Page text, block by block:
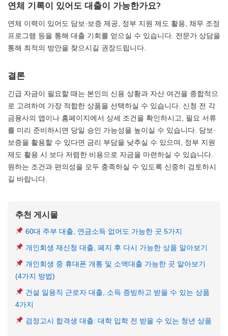
연체 기록이 있어도 대출이 가능한가요?
연체 이력이 있어도 담보·보증 제공, 정부 지원 제도 활용, 채무 조정
프로그램 등을 통해 대출 기회를 얻으실 수 있습니다. 전문가 상담을
통해 최적의 방안을 찾으시길 권장드립니다.
결론
긴급 자금이 필요할 때는 본인의 신용 상황과 자산 여건을 종합적으
로 고려하여 가장 적합한 상품을 선택하실 수 있습니다. 신청 전 각
금융사의 앱이나 홈페이지에서 상세 조건을 확인하시고, 필요 서류
를 미리 준비하시면 당일 승인 가능성을 높이실 수 있습니다. 담보·
보증을 활용할 수 있다면 금리 부담을 낮추실 수 있으며, 정부 지원
제도 활용 시 보다 저렴한 비용으로 자금을 마련하실 수 있습니다.
원하는 조건과 편의성을 모두 충족하실 수 있도록 신중히 검토하시
길 바랍니다.
추천 게시물
60대 주부 대출, 연금소득 없어도 가능한 곳 5가지
개인회생 재신청 대출, 폐지 후 다시 가능한 상품 알아보기
개인회생 중 휴대폰 개통 및 소액대출 가능한 곳 알아보기
(4가지 방법)
건설 일용직 근로자 대출, 소득 증빙하고 받을 수 있는 상품
4가지
검정고시 합격생 대출: 대학 입학 전 받을 수 있는 청년 상품